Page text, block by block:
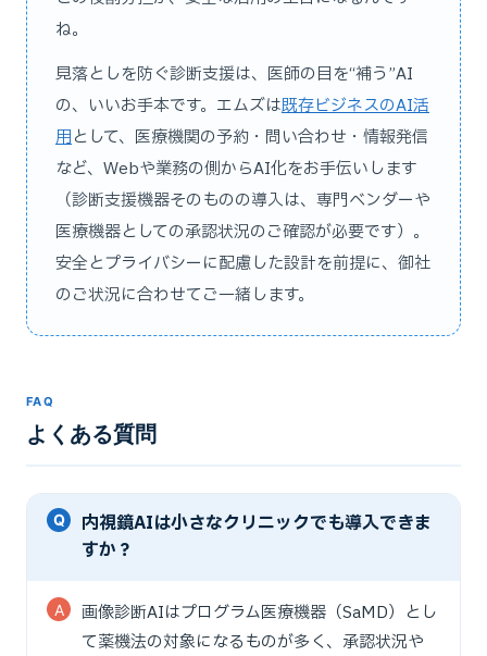
ね。
見落としを防ぐ診断支援は、医師の目を“補う”AI
の、いいお手本です。エムズは既存ビジネスのAI活
用として、医療機関の予約・問い合わせ・情報発信
など、Webや業務の側からAI化をお手伝いします
（診断支援機器そのものの導入は、専門ベンダーや
医療機器としての承認状況のご確認が必要です）。
安全とプライバシーに配慮した設計を前提に、御社
のご状況に合わせてご一緒します。
FAQ
よくある質問
内視鏡AIは小さなクリニックでも導入できま
すか？
画像診断AIはプログラム医療機器（SaMD）とし
て薬機法の対象になるものが多く、承認状況や